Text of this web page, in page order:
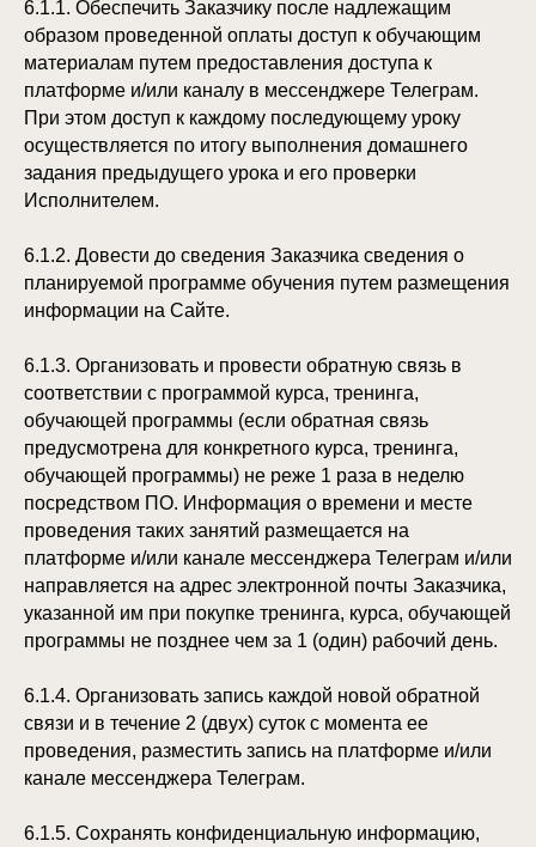
6.1.1. Обеспечить Заказчику после надлежащим
образом проведенной оплаты доступ к обучающим
материалам путем предоставления доступа к
платформе и/или каналу в мессенджере Телеграм.
При этом доступ к каждому последующему уроку
осуществляется по итогу выполнения домашнего
задания предыдущего урока и его проверки
Исполнителем.
6.1.2. Довести до сведения Заказчика сведения о
планируемой программе обучения путем размещения
информации на Сайте.
6.1.3. Организовать и провести обратную связь в
соответствии с программой курса, тренинга,
обучающей программы (если обратная связь
предусмотрена для конкретного курса, тренинга,
обучающей программы) не реже 1 раза в неделю
посредством ПО. Информация о времени и месте
проведения таких занятий размещается на
платформе и/или канале мессенджера Телеграм и/или
направляется на адрес электронной почты Заказчика,
указанной им при покупке тренинга, курса, обучающей
программы не позднее чем за 1 (один) рабочий день.
6.1.4. Организовать запись каждой новой обратной
связи и в течение 2 (двух) суток с момента ее
проведения, разместить запись на платформе и/или
канале мессенджера Телеграм.
6.1.5. Сохранять конфиденциальную информацию,